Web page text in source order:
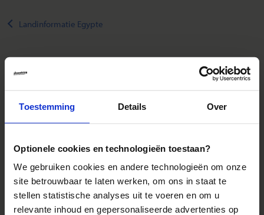
Toestemming Details Over
Optionele cookies en technologieën toestaan?
We gebruiken cookies en andere technologieën om onze
site betrouwbaar te laten werken, om ons in staat te
stellen statistische analyses uit te voeren en om u
relevante inhoud en gepersonaliseerde advertenties op
Landinformatie Egypte
Reizen met Shoestring
De belangrijkste info op een rij
Duurzaam reizen
Reis- en annuleringsvoorwaarden
Veelgestelde vragen
Inloggen op mijn.Shoestring